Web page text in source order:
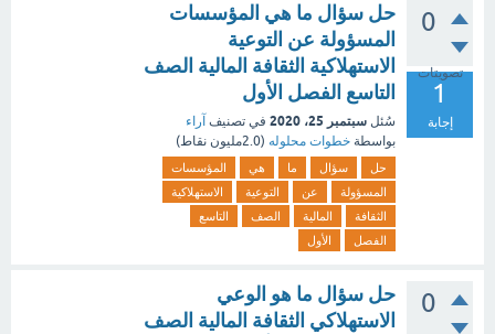
0
تصويتات
1
إجابة
حل سؤال ما هي المؤسسات
المسؤولة عن التوعية
الاستهلاكية الثقافة المالية الصف
التاسع الفصل الأول
سُئل سبتمبر 25، 2020 في تصنيف آراء
بواسطة خطوات محلوله (2.0مليون نقاط)
حل سؤال ما هي
المؤسسات
المسؤولة
عن التوعية
الاستهلاكية
الثقافة
المالية الصف
التاسع
الفصل
الأول
0
حل سؤال ما هو الوعي
الاستهلاكي الثقافة المالية الصف